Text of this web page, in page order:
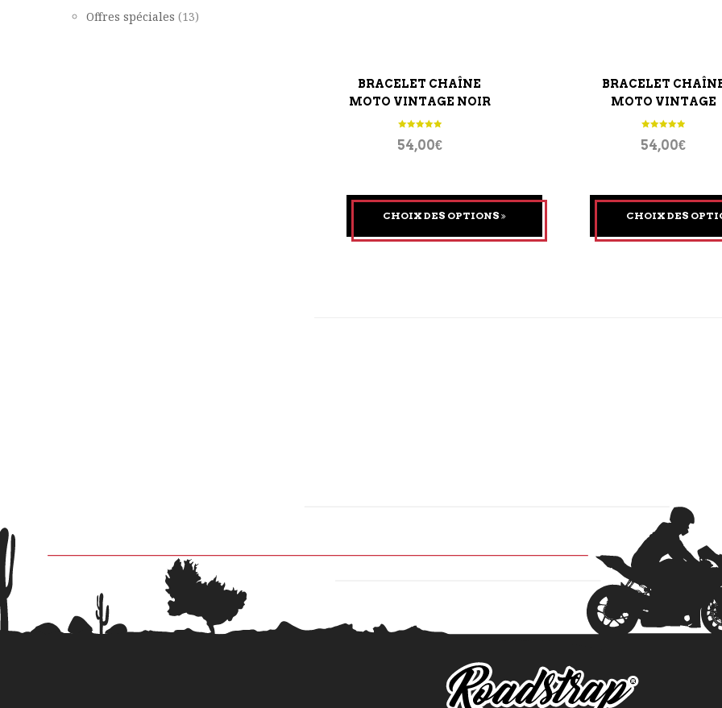
Offres spéciales (13)
BRACELET CHAÎNE
MOTO VINTAGE NOIR
54,00€
CHOIX DES OPTIONS
BRACELET
MOTO VINTAGE
GOURMETTE
54,00€
CHOIX DES